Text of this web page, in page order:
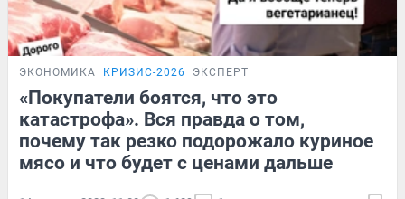
ЭКОНОМИКА КРИЗИС-2026 ЭКСПЕРТ
«Покупатели боятся, что это
катастрофа». Вся правда о том,
почему так резко подорожало куриное
мясо и что будет с ценами дальше